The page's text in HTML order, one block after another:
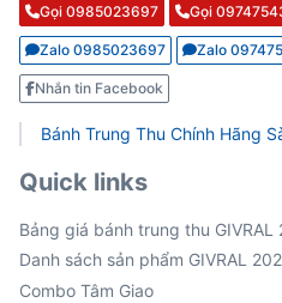
Gọi 0985023697 Gọi
Zalo 0985023697 Zalo
Nhắn tin Facebook
Bánh Trung Thu Chính Hãng
Quick links
Bảng giá bánh trung thu GIVRAL
Danh sách sản phẩm GIVRAL
Combo Tâm Giao